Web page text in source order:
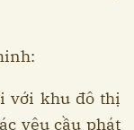
với khu đô thị
yêu cầu phát